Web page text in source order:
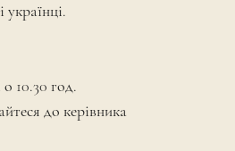
10.30 год.
до керівника